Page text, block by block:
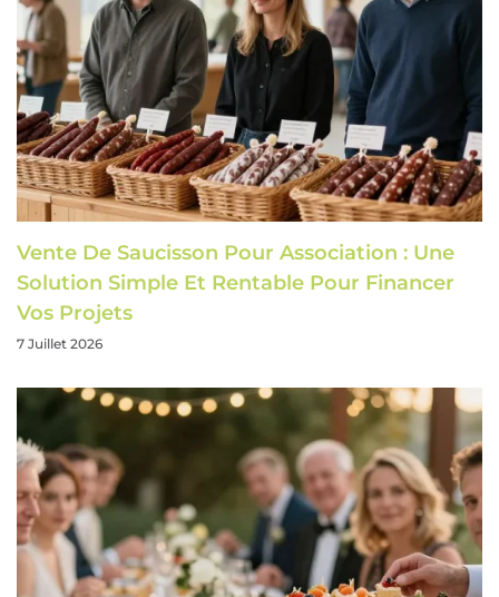
Vente De Saucisson Pour Association : Une
Solution Simple Et Rentable Pour Financer
Vos Projets
7 Juillet 2026